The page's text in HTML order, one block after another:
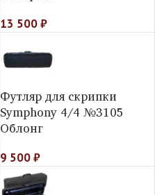
13 500₽
Футляр для скрипки
Symphony 4/4 №3105
Облонг
9 500₽